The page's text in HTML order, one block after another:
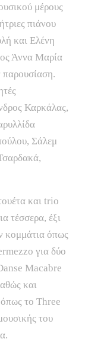
μέρους
πιάνου
και Ελένη
Άννα Μαρία
παρουσίαση.
Καρκάλας,
Σάλεμ
και trio
τέσσερα, έξι
κομμάτια όπως
για δύο
Macabre
και
όπως το Three
του